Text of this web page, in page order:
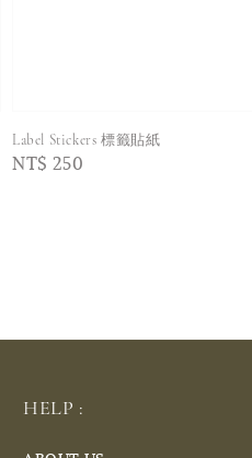
Label Stickers 標籤貼紙
Regular
NT$ 250
HELP :